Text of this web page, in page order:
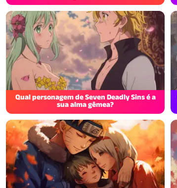
Qual personagem de Seven Deadly Sins é a
sua alma gêmea?